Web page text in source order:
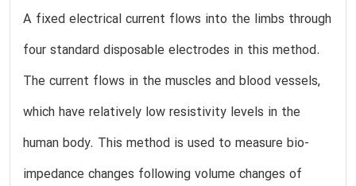
A fixed electrical current flows into the limbs through
four standard disposable electrodes in this method.
The current flows in the muscles and blood vessels,
which have relatively low resistivity levels in the
human body. This method is used to measure bio-
impedance changes following volume changes of